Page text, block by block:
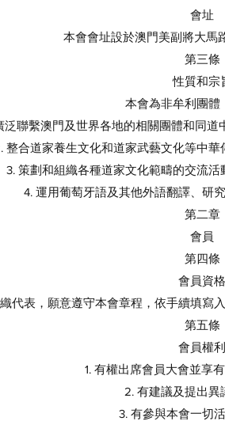
會址
本會會址設於澳門美副將大馬
第三條
性質和宗
本會為非牟利團體
泛聯繫澳門及世界各地的相關團體和同道
整合道家養生文化和道家武藝文化等中華
3. 策劃和組織各種道家文化範疇的交流活
4. 運用葡萄牙語及其他外語翻譯、研
第二章
會員
第四條
會員資格
代表，願意遵守本會章程，依手續填寫
第五條
會員權利
1. 有權出席會員大會並享
2. 有建議及提出異
3. 有參與本會一切